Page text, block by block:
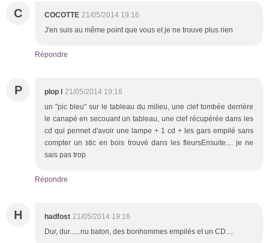
C COCOTTE 21/05/2014 19:16
J'en suis au même point que vous et je ne trouve plus rien
Répondre
P plop l 21/05/2014 19:16
un "pic bleu" sur le tableau du milieu, une clef tombée derrière
le canapé en secouant un tableau, une clef récupérée dans les
cd qui permet d'avoir une lampe + 1 cd + les gars empilé sans
compter un stic en bois trouvé dans les fleursEnsuite.... je ne
sais pas trop
Répondre
H hadfost 21/05/2014 19:16
Dur, dur......nu baton, des bonhommes empilés et un CD....